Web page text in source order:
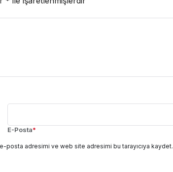
E-Posta*
posta adresimi ve web site adresimi bu tarayıcıya kaydet.